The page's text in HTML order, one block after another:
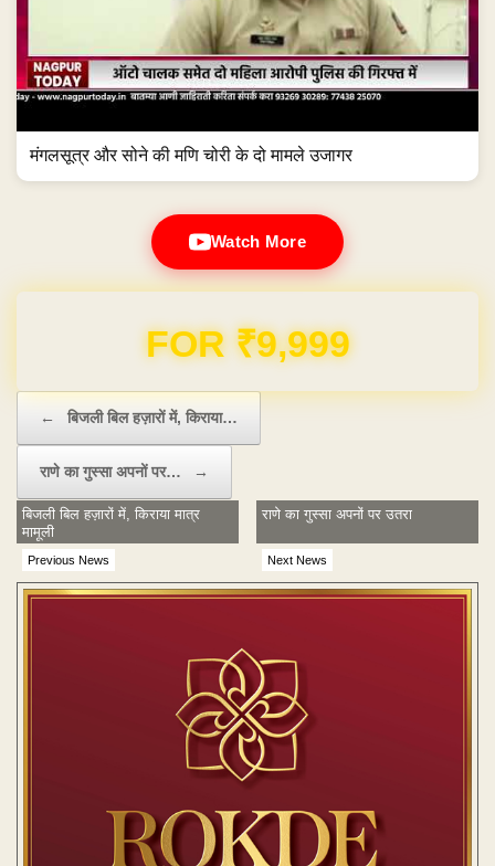
मंगलसूत्र और सोने की मणि चोरी के दो मामले उजागर
Watch More
Domain & Hosting FREE for 1 Year
← बिजली बिल हज़ारों में, किराया…
राणे का गुस्सा अपनों पर… →
Previous News
बिजली बिल हज़ारों में, किराया मात्र
मामूली
Next News
राणे का गुस्सा अपनों पर उतरा